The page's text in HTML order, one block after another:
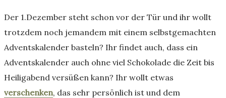
Der 1.Dezember steht schon vor der Tür und ihr wollt
trotzdem noch jemandem mit einem selbstgemachten
Adventskalender basteln? Ihr findet auch, dass ein
Adventskalender auch ohne viel Schokolade die Zeit bis
Heiligabend versüßen kann? Ihr wollt etwas
verschenken, das sehr persönlich ist und dem